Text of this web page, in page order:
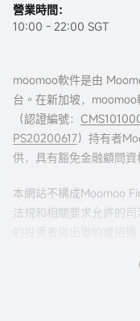
營業時間：
10:00 - 22:00 SGT
moomoo軟件是由
台。在新加坡，
（認證編號：
PS20200617）持有者
供，具有豁免金融顧問資
本網站不構成Moomoo
法規和相關要求允許的
問本網站的風險，並且